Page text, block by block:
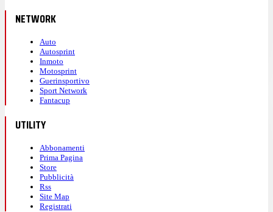
NETWORK
Auto
Autosprint
Inmoto
Motosprint
Guerinsportivo
Sport Network
Fantacup
UTILITY
Abbonamenti
Prima Pagina
Store
Pubblicità
Rss
Site Map
Registrati